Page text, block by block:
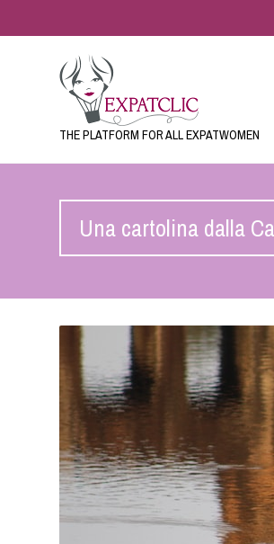
THE PLATFORM FOR ALL EXPATWOMEN
Una cartolina dalla